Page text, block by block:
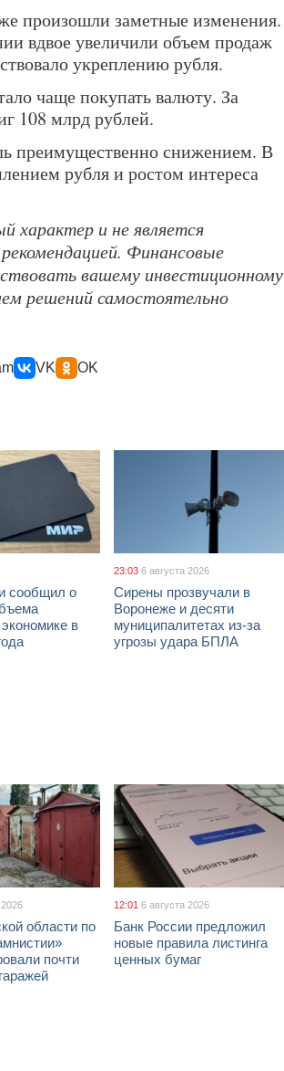
произошли заметные изменения.
вдвое увеличили объем продаж
укреплению рубля.
чаще покупать валюту. За
108 млрд рублей.
преимущественно снижением. В
рубля и ростом интереса
характер и не является
Финансовые
вашему инвестиционному
решений самостоятельно
VK OK
сообщил о
в
23:03 6 августа 2026
Сирены прозвучали в
Воронеже и десяти
муниципалитетах из-за
угрозы удара БПЛА
области по
почти
12:01 6 августа 2026
Банк России предложил
новые правила листинга
ценных бумаг